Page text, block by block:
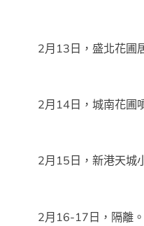
2月13日，盛北花圃
2月14日，城南花圃噴
2月15日，新港天城小
2月16-17日，隔離。